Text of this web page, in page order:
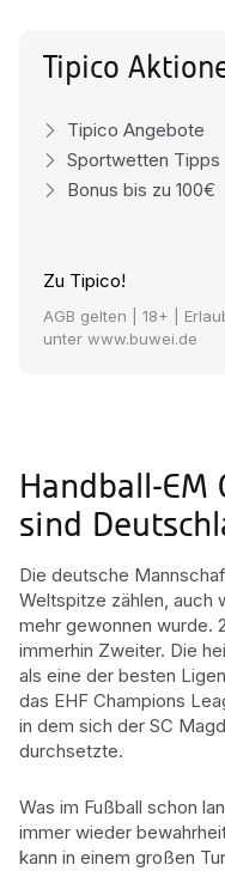
Tipico
Tipico Angebote
Sportwetten Tipps
Bonus bis zu 100€
Zu Tipico!
AGB gelten | 18+ |
unter www.buwei.de
Handball-EM
sind
Die deutsche
Weltspitze zählen, auch
mehr gewonnen wurde.
immerhin Zweiter. Die
als eine der besten
das EHF Champions
in dem sich der SC
durchsetzte.
Was im Fußball schon
immer wieder
kann in einem großen